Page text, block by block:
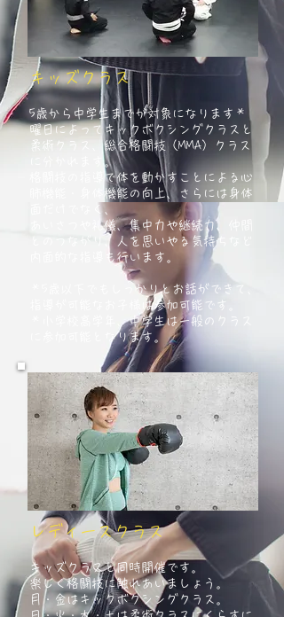
キッズクラス
5歳から中学生までが対象になります＊
曜日によってキックボクシングクラスと
柔術クラス、総合格闘技（MMA）クラス
に分かれます。
格闘技の指導で体を動かすことによる心
肺機能・身体機能の向上、さらには身体
面だけでなく 、
あいさつや礼儀、集中力や継続力、仲間
とのつながり、人を思いやる気持ちなど
内面的な指導も行います。
＊5歳以下でもしっかりとお話ができて、
指導が可能なお子様は参加可能です。
＊小学校高学年、中学生は一般のクラス
に参加可能となります。
レディースクラス
キッズクラスと同時開催です。
楽しく格闘技に触れあいましょう。
月・金はキックボクシングクラス。